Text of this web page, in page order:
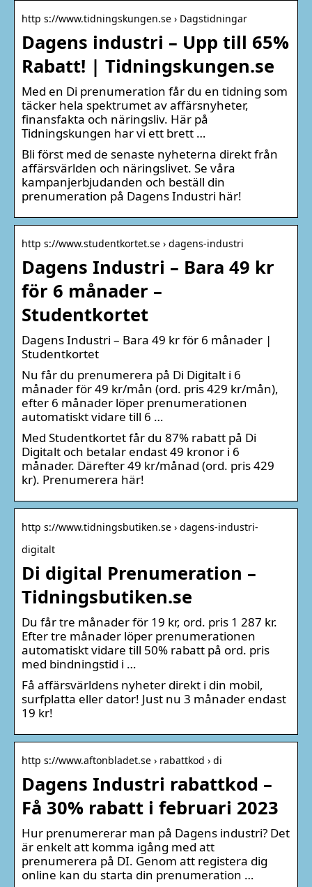
http s://www.tidningskungen.se › Dagstidningar
Dagens industri – Upp till 65%
Rabatt! | Tidningskungen.se
Med en Di prenumeration får du en tidning som
täcker hela spektrumet av affärsnyheter,
finansfakta och näringsliv. Här på
Tidningskungen har vi ett brett …
Bli först med de senaste nyheterna direkt från
affärsvärlden och näringslivet. Se våra
kampanjerbjudanden och beställ din
prenumeration på Dagens Industri här!
http s://www.studentkortet.se › dagens-industri
Dagens Industri – Bara 49 kr
för 6 månader –
Studentkortet
Dagens Industri – Bara 49 kr för 6 månader |
Studentkortet
Nu får du prenumerera på Di Digitalt i 6
månader för 49 kr/mån (ord. pris 429 kr/mån),
efter 6 månader löper prenumerationen
automatiskt vidare till 6 …
Med Studentkortet får du 87% rabatt på Di
Digitalt och betalar endast 49 kronor i 6
månader. Därefter 49 kr/månad (ord. pris 429
kr). Prenumerera här!
http s://www.tidningsbutiken.se › dagens-industri-
digitalt
Di digital Prenumeration –
Tidningsbutiken.se
Du får tre månader för 19 kr, ord. pris 1 287 kr.
Efter tre månader löper prenumerationen
automatiskt vidare till 50% rabatt på ord. pris
med bindningstid i …
Få affärsvärldens nyheter direkt i din mobil,
surfplatta eller dator! Just nu 3 månader endast
19 kr!
http s://www.aftonbladet.se › rabattkod › di
Dagens Industri rabattkod –
Få 30% rabatt i februari 2023
Hur prenumererar man på Dagens industri? Det
är enkelt att komma igång med att
prenumerera på DI. Genom att registera dig
online kan du starta din prenumeration …